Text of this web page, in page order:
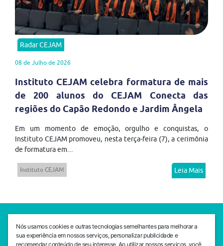
Radar CEJAM
08 de Julho de 2026
Instituto CEJAM celebra formatura de mais
de 200 alunos do CEJAM Conecta das
regiões do Capão Redondo e Jardim Ângela
Em um momento de emoção, orgulho e conquistas, o
Instituto CEJAM promoveu, nesta terça-feira (7), a cerimônia
de formatura em...
Instituto CEJAM Leia Mais
SEDE CEJAM
Av. da Liberdade, 765, Liberdade, São Paulo, 01503-001
(11) 3469 - 1818
Nós usamos cookies e outras tecnologias semelhantes para melhorar a
sua experiência em nossos serviços, personalizar publicidade e
recomendar conteúdo de seu interesse. Ao utilizar nossos serviços, você